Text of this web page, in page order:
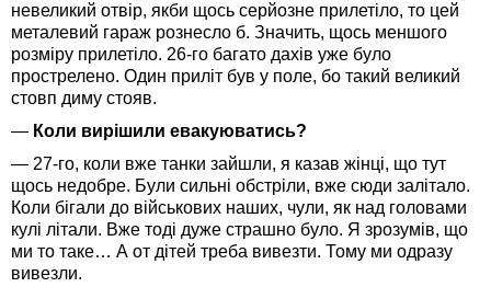
невеликий отвір, якби щось серйозне прилетіло, то цей
металевий гараж рознесло б. Значить, щось меншого
розміру прилетіло. 26-го багато дахів уже було
прострелено. Один приліт був у поле, бо такий великий
стовп диму стояв.
— Коли вирішили евакуюватись?
— 27-го, коли вже танки зайшли, я казав жінці, що тут
щось недобре. Були сильні обстріли, вже сюди залітало.
Коли бігали до військових наших, чули, як над головами
кулі літали. Вже тоді дуже страшно було. Я зрозумів, що
ми то таке… А от дітей треба вивезти. Тому ми одразу
вивезли.